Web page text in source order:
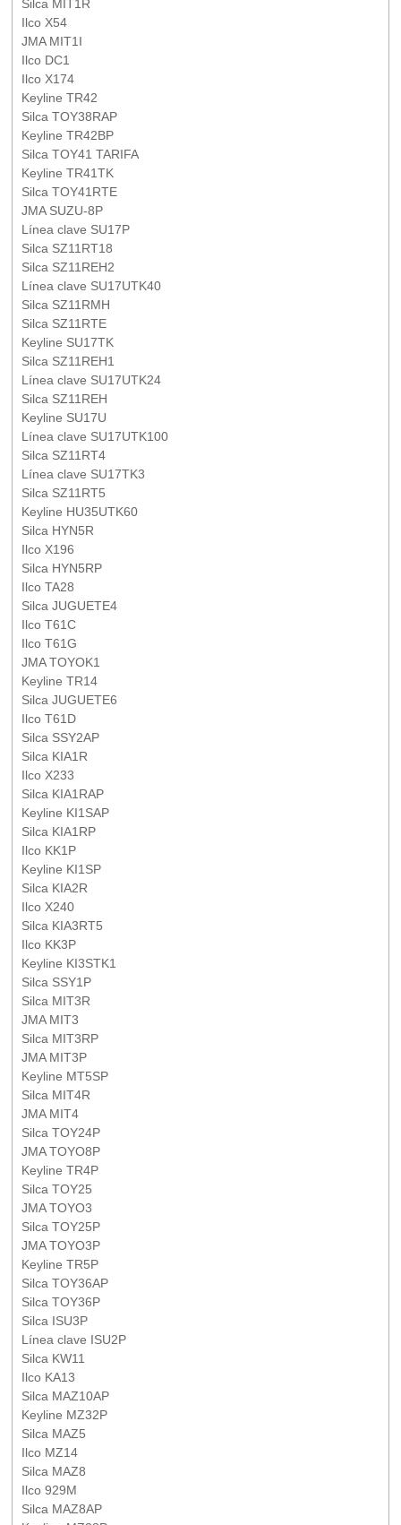
Silca MIT1R
Ilco X54
JMA MIT1I
Ilco DC1
Ilco X174
Keyline TR42
Silca TOY38RAP
Keyline TR42BP
Silca TOY41 TARIFA
Keyline TR41TK
Silca TOY41RTE
JMA SUZU-8P
Línea clave SU17P
Silca SZ11RT18
Silca SZ11REH2
Línea clave SU17UTK40
Silca SZ11RMH
Silca SZ11RTE
Keyline SU17TK
Silca SZ11REH1
Línea clave SU17UTK24
Silca SZ11REH
Keyline SU17U
Línea clave SU17UTK100
Silca SZ11RT4
Línea clave SU17TK3
Silca SZ11RT5
Keyline HU35UTK60
Silca HYN5R
Ilco X196
Silca HYN5RP
Ilco TA28
Silca JUGUETE4
Ilco T61C
Ilco T61G
JMA TOYOK1
Keyline TR14
Silca JUGUETE6
Ilco T61D
Silca SSY2AP
Silca KIA1R
Ilco X233
Silca KIA1RAP
Keyline KI1SAP
Silca KIA1RP
Ilco KK1P
Keyline KI1SP
Silca KIA2R
Ilco X240
Silca KIA3RT5
Ilco KK3P
Keyline KI3STK1
Silca SSY1P
Silca MIT3R
JMA MIT3
Silca MIT3RP
JMA MIT3P
Keyline MT5SP
Silca MIT4R
JMA MIT4
Silca TOY24P
JMA TOYO8P
Keyline TR4P
Silca TOY25
JMA TOYO3
Silca TOY25P
JMA TOYO3P
Keyline TR5P
Silca TOY36AP
Silca TOY36P
Silca ISU3P
Línea clave ISU2P
Silca KW11
Ilco KA13
Silca MAZ10AP
Keyline MZ32P
Silca MAZ5
Ilco MZ14
Silca MAZ8
Ilco 929M
Silca MAZ8AP